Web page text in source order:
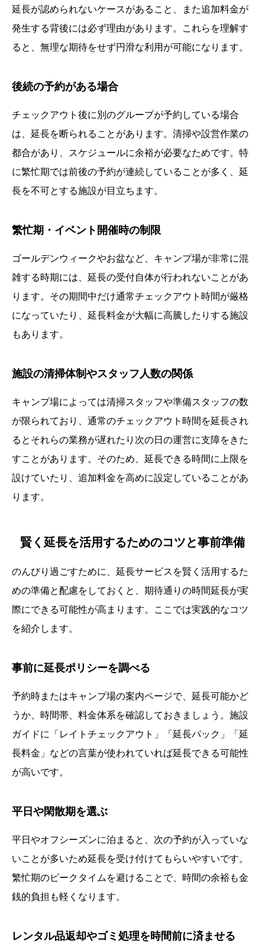
延長が認められないケースがあること、また追加料金が
発生する背後には必ず理由があります。これらを理解す
ると、無理な期待をせず円滑な利用が可能になります。
後続の予約がある場合
チェックアウト後に別のグループが予約している場合
は、延長を断られることがあります。清掃や設営作業の
都合があり、スケジュールに余裕が必要なためです。特
に繁忙期では前後の予約が連続していることが多く、延
長を不可とする施設が目立ちます。
繁忙期・イベント開催時の制限
ゴールデンウィークやお盆など、キャンプ場が非常に混
雑する時期には、延長の受付自体が行われないことがあ
ります。その期間中だけ通常チェックアウト時間が厳格
になっていたり、延長料金が大幅に高騰したりする施設
もあります。
施設の清掃体制やスタッフ人数の関係
キャンプ場によっては清掃スタッフや準備スタッフの数
が限られており、通常のチェックアウト時間を延長され
るとそれらの業務が遅れたり次の日の運営に支障をきた
すことがあります。そのため、延長できる時間に上限を
設けていたり、追加料金を高めに設定していることがあ
ります。
賢く延長を活用するためのコツと事前準備
のんびり過ごすために、延長サービスを賢く活用するた
めの準備と配慮をしておくと、期待通りの時間延長が実
際にできる可能性が高まります。ここでは実践的なコツ
を紹介します。
事前に延長ポリシーを調べる
予約時またはキャンプ場の案内ページで、延長可能かど
うか、時間帯、料金体系を確認しておきましょう。施設
ガイドに「レイトチェックアウト」「延長パック」「延
長料金」などの言葉が使われていれば延長できる可能性
が高いです。
平日や閑散期を選ぶ
平日やオフシーズンに泊まると、次の予約が入っていな
いことが多いため延長を受け付けてもらいやすいです。
繁忙期のピークタイムを避けることで、時間の余裕も金
銭的負担も軽くなります。
レンタル品返却やゴミ処理を時間前に済ませる